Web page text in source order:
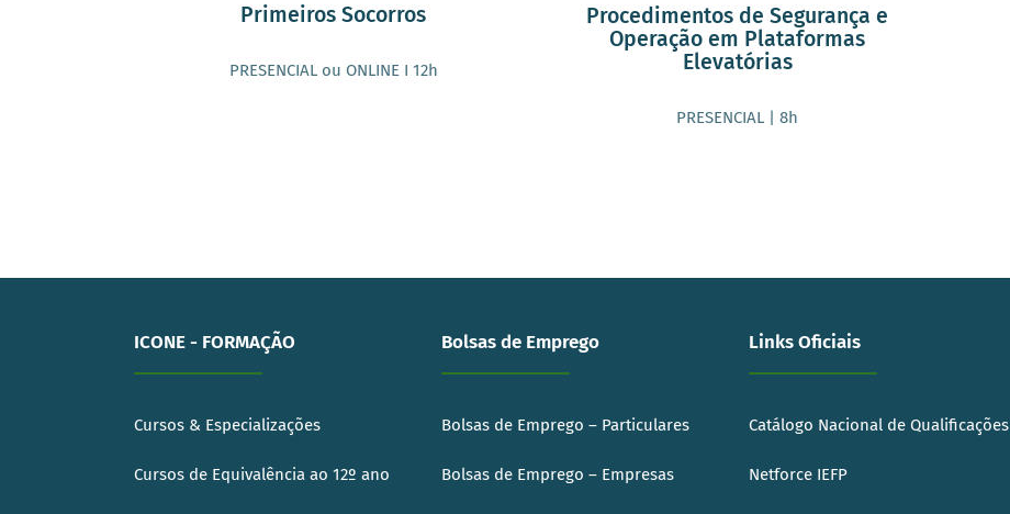
Primeiros Socorros
PRESENCIAL ou ONLINE I 12h
Procedimentos de Segurança e
Operação em Plataformas
Elevatórias
PRESENCIAL | 8h
ICONE - FORMAÇÃO
Cursos & Especializações
Cursos de Equivalência ao 12º ano
Bolsas de Emprego
Bolsas de Emprego – Particulares
Bolsas de Emprego – Empresas
Links Oficiais
Catálogo Nacional de Qualificações
Netforce IEFP